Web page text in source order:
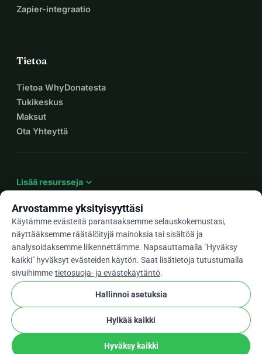
Zapier-integraatio
Tietoa
Tietoa WhyDonatesta
Tukikeskus
Maksut
Ota Yhteyttä
Lisää resursseja expand_more
Fiarrow_drop_down
★★★★★4,9 / 5 yli 500 arvostelun perusteella
WhyDonate Yksityisyys ja evästeet
Käyttöehdot
Evästeasetukset
stripe check Vahvistettu Kumppani
Arvostamme yksityisyyttäsi
Käytämme evästeitä parantaaksemme selauskokemustasi,
näyttääksemme räätälöityjä mainoksia tai sisältöä ja
analysoidaksemme liikennettämme. Napsauttamalla "Hyväksy
kaikki" hyväksyt evästeiden käytön. Saat lisätietoja tutustumalla
sivuihimme tietosuoja- ja evästekäytäntö.
Hallinnoi asetuksia
Hylkää kaikki
Hyväksy kaikki